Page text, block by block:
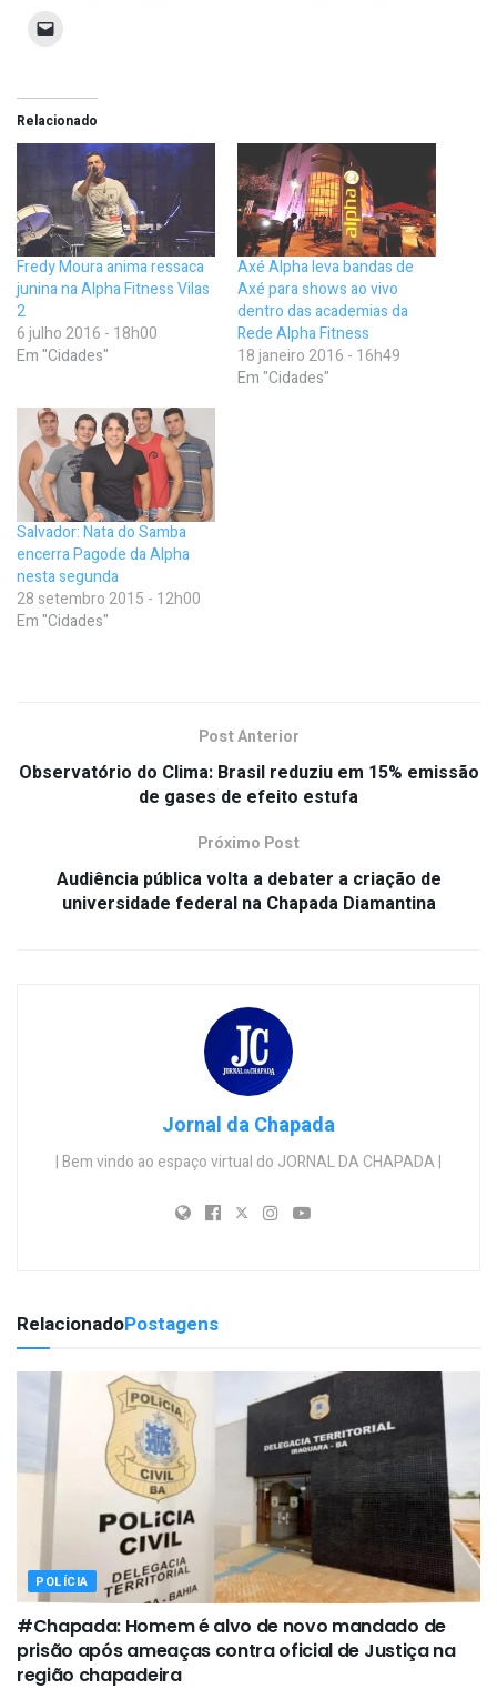
Relacionado
Fredy Moura anima ressaca
junina na Alpha Fitness Vilas
2
6 julho 2016 - 18h00
Em "Cidades"
Axé Alpha leva bandas de
Axé para shows ao vivo
dentro das academias da
Rede Alpha Fitness
18 janeiro 2016 - 16h49
Em "Cidades"
Salvador: Nata do Samba
encerra Pagode da Alpha
nesta segunda
28 setembro 2015 - 12h00
Em "Cidades"
Post Anterior
Observatório do Clima: Brasil reduziu em 15% emissão
de gases de efeito estufa
Próximo Post
Audiência pública volta a debater a criação de
universidade federal na Chapada Diamantina
Jornal da Chapada
| Bem vindo ao espaço virtual do JORNAL DA CHAPADA |
RelacionadoPostagens
POLÍCIA
#Chapada: Homem é alvo de novo mandado de
prisão após ameaças contra oficial de Justiça na
região chapadeira